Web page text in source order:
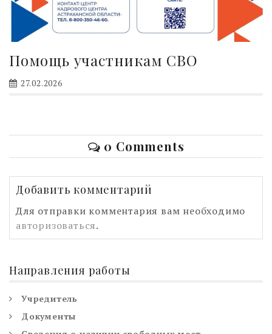
Помощь участникам СВО
27.02.2026
0 Comments
Добавить комментарий
Для отправки комментария вам необходимо
авторизоваться.
Направления работы
Учредитель
Документы